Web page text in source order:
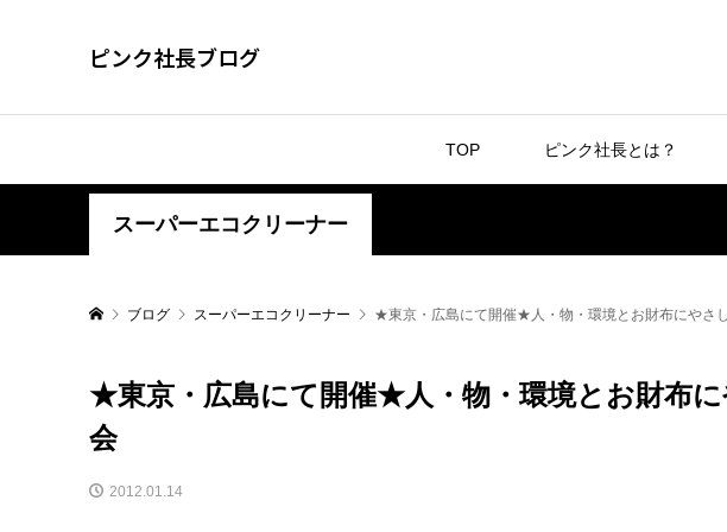
ピンク社長ブログ
TOP ピンク社長とは？
スーパーエコクリーナー
ブログ スーパーエコクリーナー ★東京・広島にて開催★人・物・環境とお財布にやさ
★東京・広島にて開催★人・物・環境とお財布
会
2012.01.14